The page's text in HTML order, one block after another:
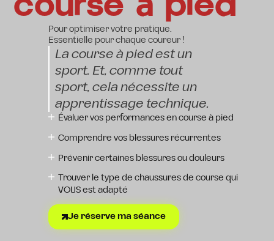
Pour optimiser votre pratique.
Essentielle pour chaque coureur !
La course à pied est un
sport. Et, comme tout
sport, cela nécessite un
apprentissage technique.
Évaluer vos performances en course à pied
Comprendre vos blessures récurrentes
Prévenir certaines blessures ou douleurs
Trouver le type de chaussures de course qui
VOUS est adapté
Je réserve ma séance